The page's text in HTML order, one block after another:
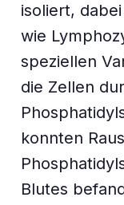
isoliert,
wie
speziellen
die Zellen
konnten
Blutes